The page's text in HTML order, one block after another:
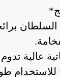
عالية
للاستخدام